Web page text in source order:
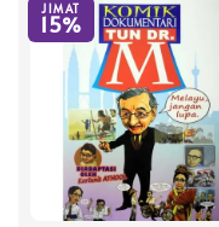
JIMAT
15%